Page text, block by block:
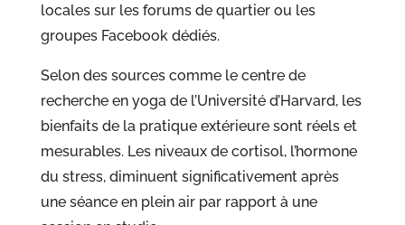
locales sur les forums de quartier ou les
groupes Facebook dédiés.
Selon des sources comme le centre de
recherche en yoga de l’Université d’Harvard, les
bienfaits de la pratique extérieure sont réels et
mesurables. Les niveaux de cortisol, l’hormone
du stress, diminuent significativement après
une séance en plein air par rapport à une